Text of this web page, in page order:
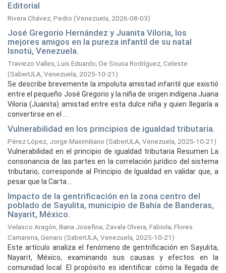
Editorial
Rivera Chávez, Pedro (Venezuela, 2026-08-03)
José Gregorio Hernández y Juanita Viloria, los
mejores amigos en la pureza infantil de su natal
Isnotú, Venezuela.
Traviezo Valles, Luis Eduardo; De Sousa Rodríguez, Celeste
(SaberULA, Venezuela, 2025-10-21)
Se describe brevemente la impoluta amistad infantil que existió
entre el pequeño José Gregorio y la niña de origen indígena Juana
Viloria (Juanita) amistad entre esta dulce niña y quien llegaría a
convertirse en el ...
Vulnerabilidad en los principios de igualdad tributaria.
Pérez López, Jorge Maximiliano (SaberULA, Venezuela, 2025-10-21)
Vulnerabilidad en el principio de igualdad tributaria Resumen La
consonancia de las partes en la correlación jurídico del sistema
tributario, corresponde al Principio de Igualdad en validar que, a
pesar que la Carta ...
Impacto de la gentrificación en la zona centro del
poblado de Sayulita, municipio de Bahía de Banderas,
Nayarit, México.
Velasco Aragón, Iliana Josefina; Zavala Olvera, Fabiola; Flores
Camarena, Genaro (SaberULA, Venezuela, 2025-10-21)
Este artículo analiza el fenómeno de gentrificación en Sayulita,
Nayarit, México, examinando sus causas y efectos en la
comunidad local. El propósito es identificar cómo la llegada de